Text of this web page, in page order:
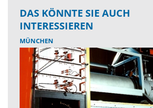
DAS KÖNNTE SIE AUCH
INTERESSIEREN
MÜNCHEN